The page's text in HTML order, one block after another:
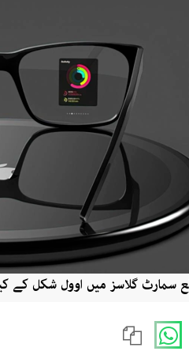
سمارٹ گلاسز میں اوول شکل کے